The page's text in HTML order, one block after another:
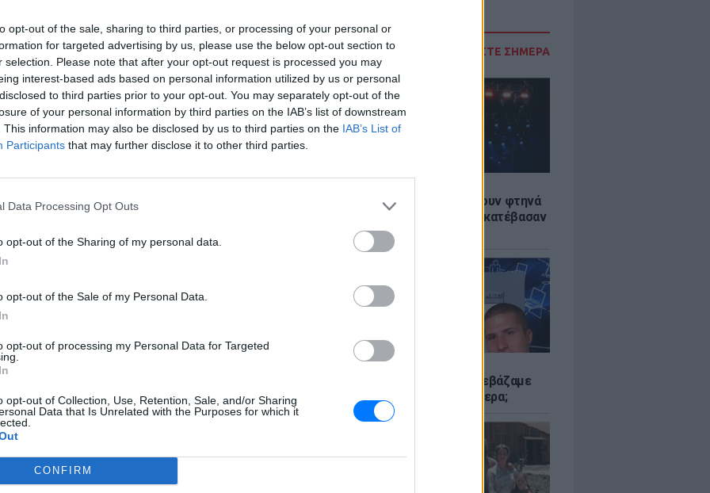
opt-out of the sale, sharing to third parties, or processing of your personal or
for targeted advertising by us, please use the below opt-out section to
selection. Please note that after your opt-out request is processed you may
interest-based ads based on personal information utilized by us or personal
to third parties prior to your opt-out. You may separately opt-out of the
of your personal information by third parties on the IAB’s list of downstream
This information may also be disclosed by us to third parties on the IAB’s List of
Participants that may further disclose it to other third parties.
Data Processing Opt Outs
opt-out of the Sharing of my personal data.
opt-out of the Sale of my Personal Data.
opt-out of processing my Personal Data for Targeted
opt-out of Collection, Use, Retention, Sale, and/or Sharing
Data that Is Unrelated with the Purposes for which it
CONFIRM
ΔΙΑΒΑΣΤΕ ΣΗΜΕΡΑ
Οι συναυλίες επιτέλους βγάζουν φτηνά
εισιτήρια - Ποιοι καλλιτέχνες κατέβασαν
τις τιμές
Έφτιαξαν το Napster που κατεβάζαμε
μουσική - Πού βρίσκονται σήμερα;
ΔΙΑΦΗΜΙΣΗ
στο
νέα της ημέρας και ότι σου κάνει κλικ!
και στο Instagram
ΔΙΑΦΗΜΙΣΗ